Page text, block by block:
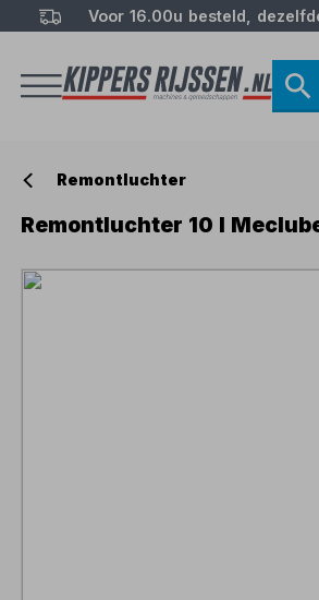
Voor 16.00u besteld,
Remontluchter
Remontluchter 10 l